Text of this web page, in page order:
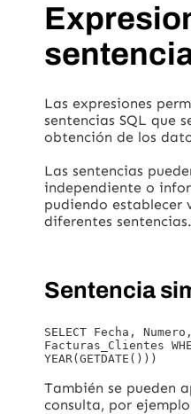
Las expresiones
sentencias SQL que
obtención de los
Las sentencias
independiente o
pudiendo establecer
diferentes sentencias.
Sentencia
SELECT Fecha,
Facturas_Clientes
YEAR(GETDATE()))
También se pueden
consulta, por